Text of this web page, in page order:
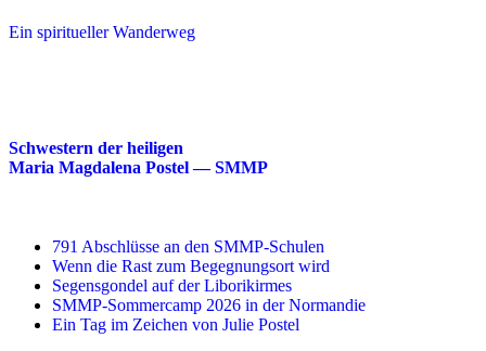
Ein spiritueller Wanderweg
Schwestern der heiligen
Maria Magdalena Postel — SMMP
791 Abschlüsse an den SMMP-Schulen
Wenn die Rast zum Begegnungsort wird
Segensgondel auf der Liborikirmes
SMMP-Sommercamp 2026 in der Normandie
Ein Tag im Zeichen von Julie Postel